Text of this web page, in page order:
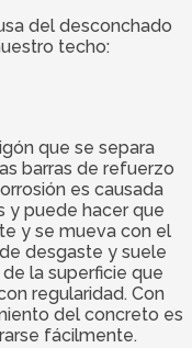
del desconchado
techo:
que se separa
barras de refuerzo
es causada
y puede hacer que
y se mueva con el
desgaste y suele
la superficie que
regularidad. Con
del concreto es
fácilmente.